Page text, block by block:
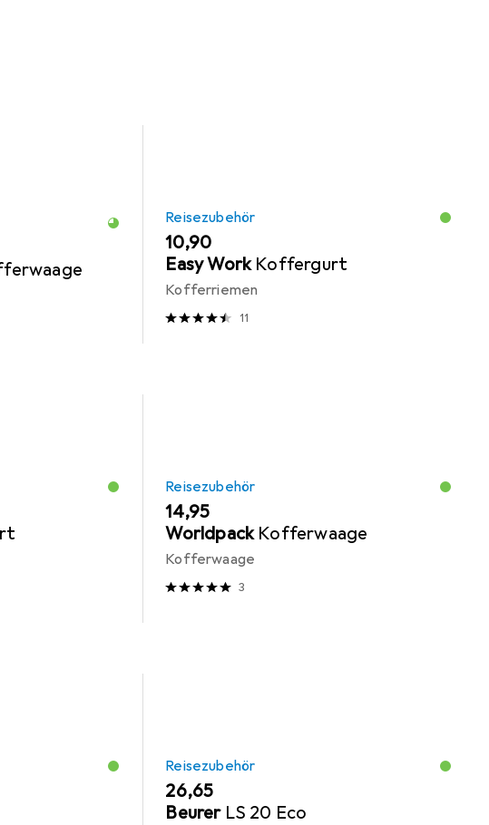
Königliche Kutsche aus der Kategorie Reisezubehör.
Reisezubehör
EUR
10,90
Easy Work Koffergurt
Kofferriemen
11
Reisezubehör
EUR
14,95
Worldpack Kofferwaage
Kofferwaage
3
Reisezubehör
EUR
26,65
Beurer LS 20 Eco